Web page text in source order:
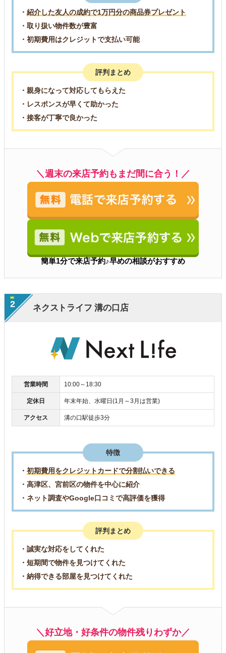
・ 紹介した友人の成約で1万円分の商品券プレゼント
・取り扱い物件数が豊富
・初期費用はクレジットで支払い可能
評判まとめ
・親身になって対応してもらえた
・レスポンスが早くて助かった
・接客が丁寧で良かった
＼週末の来店予約もまだ間に合う！／
簡単1分で来店予約♪早めの相談がおすすめ
ネクストライフ 溝の口店
2
営業時間 10:00～18:30
定休日 年末年始、水曜日(1月～3月は営業)
アクセス 溝の口駅徒歩3分
特徴
・ 初期費用をクレジットカードで分割払いできる
・高津区、宮前区の物件を中心に紹介
・ネット調査やGoogle口コミで高評価を獲得
評判まとめ
・誠実な対応をしてくれた
・短期間で物件を見つけてくれた
・納得できる部屋を見つけてくれた
＼好立地・好条件の物件残りわずか／